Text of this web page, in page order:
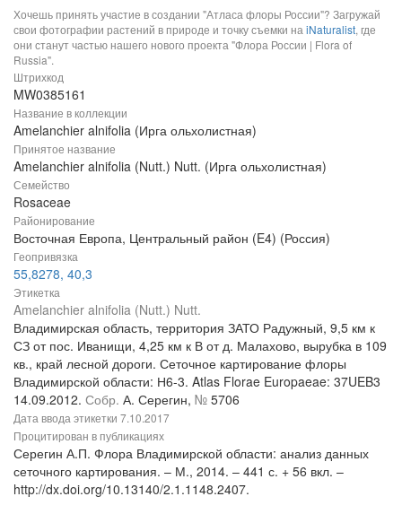
Хочешь принять участие в создании "Атласа флоры России"? Загружай
свои фотографии растений в природе и точку съемки на iNaturalist, где
они станут частью нашего нового проекта "Флора России | Flora of
Russia".
Штрихкод
MW0385161
Название в коллекции
Amelanchier alnifolia (Ирга ольхолистная)
Принятое название
Amelanchier alnifolia (Nutt.) Nutt. (Ирга ольхолистная)
Семейство
Rosaceae
Районирование
Восточная Европа, Центральный район (E4) (Россия)
Геопривязка
55,8278, 40,3
Этикетка
Amelanchier alnifolia (Nutt.) Nutt.
Владимирская область, территория ЗАТО Радужный, 9,5 км к
СЗ от пос. Иванищи, 4,25 км к В от д. Малахово, вырубка в 109
кв., край лесной дороги. Сеточное картирование флоры
Владимирской области: Н6-3. Atlas Florae Europaeae: 37UEB3
14.09.2012. Собр. А. Серегин, № 5706
Дата ввода этикетки 7.10.2017
Процитирован в публикациях
Серегин А.П. Флора Владимирской области: анализ данных
сеточного картирования. – М., 2014. – 441 с. + 56 вкл. –
http://dx.doi.org/10.13140/2.1.1148.2407.